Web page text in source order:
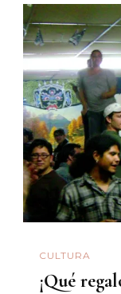
CULTURA
¡Qué